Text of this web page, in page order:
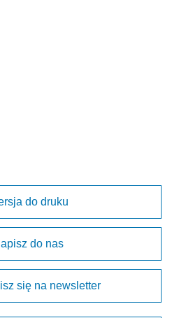
do druku
do nas
się na newsletter